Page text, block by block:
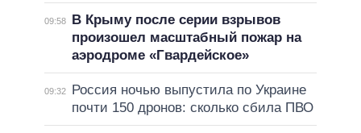
09:58
В Крыму после серии взрывов
произошел масштабный пожар на
аэродроме «Гвардейское»
09:32
Россия ночью выпустила по Украине
почти 150 дронов: сколько сбила ПВО